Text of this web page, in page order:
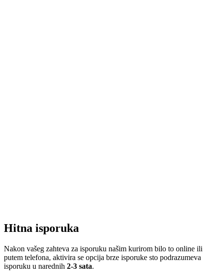
Hitna isporuka
Nakon vašeg zahteva za isporuku našim kurirom bilo to online ili
putem telefona, aktivira se opcija brze isporuke sto podrazumeva
isporuku u narednih 2-3 sata.